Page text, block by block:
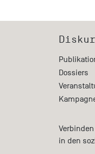
Dossiers
in den